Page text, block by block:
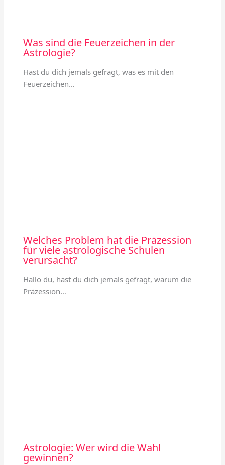
Was sind die Feuerzeichen in der
Astrologie?
Hast du dich jemals gefragt, was es mit den
Feuerzeichen…
Welches Problem hat die Präzession
für viele astrologische Schulen
verursacht?
Hallo du, hast du dich jemals gefragt, warum die
Präzession…
Astrologie: Wer wird die Wahl
gewinnen?